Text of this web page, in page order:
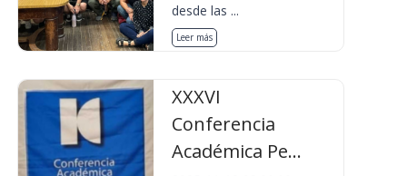
desde las ...
Leer más
XXXVI
Conferencia
Académica Pe...